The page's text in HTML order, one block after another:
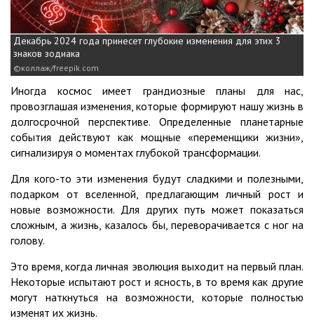
Декабрь 2024 года принесет глубокие изменения для этих 3
знаков зодиака
коллаж/freepik.com
Иногда космос имеет грандиозные планы для нас,
провозглашая изменения, которые формируют нашу жизнь в
долгосрочной перспективе. Определенные планетарные
события действуют как мощные «переменщики жизни»,
сигнализируя о моментах глубокой трансформации.
Для кого-то эти изменения будут сладкими и полезными,
подарком от вселенной, предлагающим личный рост и
новые возможности. Для других путь может показаться
сложным, а жизнь, казалось бы, переворачивается с ног на
голову.
Это время, когда личная эволюция выходит на первый план.
Некоторые испытают рост и ясность, в то время как другие
могут наткнуться на возможности, которые полностью
изменят их жизнь.